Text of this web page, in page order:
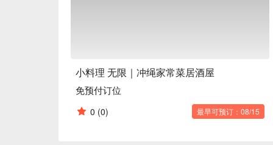
小料理 无限｜冲绳家常菜居酒屋
免预付订位
0 (0) 最早可预订：08/15